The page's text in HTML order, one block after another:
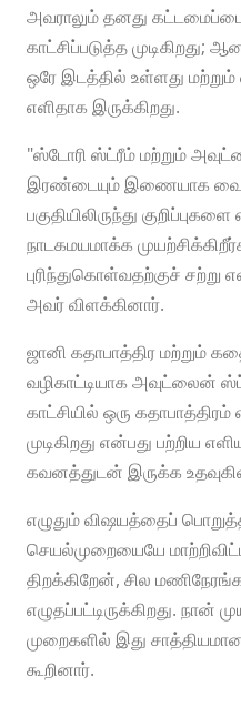
அவராலும் தனது
காட்சிப்படுத்த
ஒரே இடத்தில் உள்ளது
எளிதாக இருக்கிறது.
"ஸ்டோரி ஸ்ட்ரீம் மற்றும்
இரண்டையும் இணையாக
பகுதியிலிருந்து
நாடகமயமாக்க
புரிந்துகொள்வதற்குச் சற்று
அவர் விளக்கினார்.
ஜானி கதாபாத்திர மற்றும்
வழிகாட்டியாக அவுட்லைன்
காட்சியில் ஒரு
முடிகிறது என்பது பற்றிய
கவனத்துடன் இருக்க
எழுதும் விஷயத்தைப்
செயல்முறையையே
திறக்கிறேன், சில
எழுதப்பட்டிருக்கிறது. நான்
முறைகளில் இது
கூறினார்.